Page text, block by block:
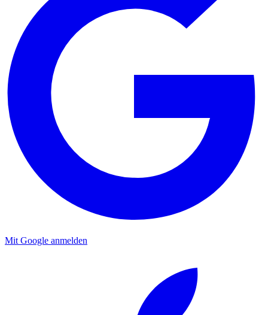
Mit Google anmelden